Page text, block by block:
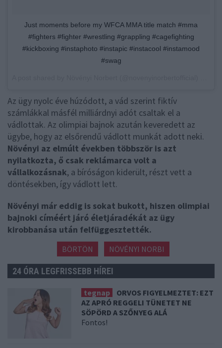
Just moments before my WFCA MMA title match #mma
#fighters #fighter #wrestling #grappling #cagefighting
#kickboxing #instaphoto #instapic #instacool #instamood
#swag
Az ügy nyolc éve húzódott, a vád szerint fiktív
számlákkal másfél milliárdnyi adót csaltak el a
vádlottak. Az olimpiai bajnok azután keveredett az
ügybe, hogy az elsőrendű vádlott munkát adott neki.
Növényi az elmúlt években többször is azt
nyilatkozta, ő csak reklámarca volt a
vállalkozásnak, a bíróságon kiderült, részt vett a
döntésekben, így vádlott lett.
Növényi már eddig is sokat bukott, hiszen olimpiai
bajnoki címéért járó életjáradékát az ügy
kirobbanása után felfüggesztették.
BÖRTÖN NÖVÉNYI NORBI
24 ÓRA LEGFRISSEBB HÍREI
tegnap
ORVOS FIGYELMEZTET: EZT
AZ APRÓ REGGELI TÜNETET NE
SÖPÖRD A SZŐNYEG ALÁ
Fontos!